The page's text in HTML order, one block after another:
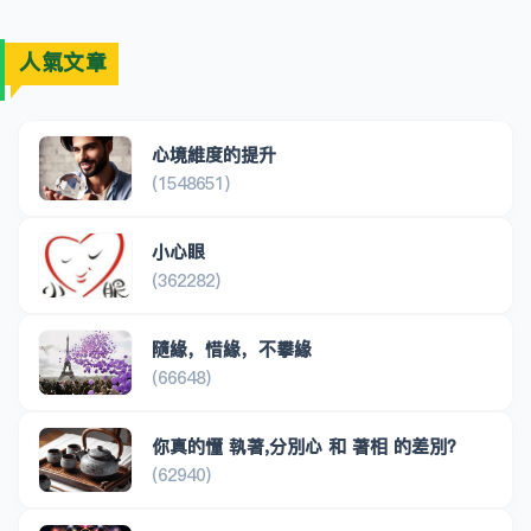
人氣文章
心境維度的提升
(1548651)
小心眼
(362282)
隨緣，惜緣，不攀緣
(66648)
你真的懂 執著,分別心 和 著相 的差別？
(62940)